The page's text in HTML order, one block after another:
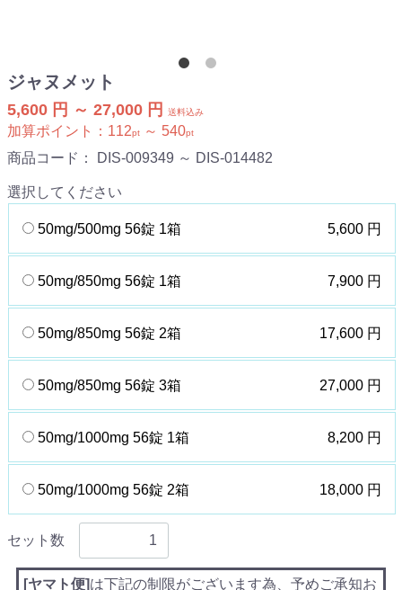
ジャヌメット
5,600 円 ～ 27,000 円 送料込み
加算ポイント： 112pt ～ 540pt
商品コード： DIS-009349 ～ DIS-014482
選択してください
50mg/500mg 56錠 1箱 5,600 円
50mg/850mg 56錠 1箱 7,900 円
50mg/850mg 56錠 2箱 17,600 円
50mg/850mg 56錠 3箱 27,000 円
50mg/1000mg 56錠 1箱 8,200 円
50mg/1000mg 56錠 2箱 18,000 円
セット数
[ヤマト便]は下記の制限がございます為、予めご承知お